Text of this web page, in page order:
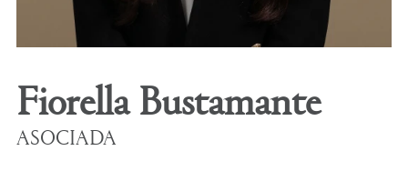
Fiorella Bustamante
ASOCIADA